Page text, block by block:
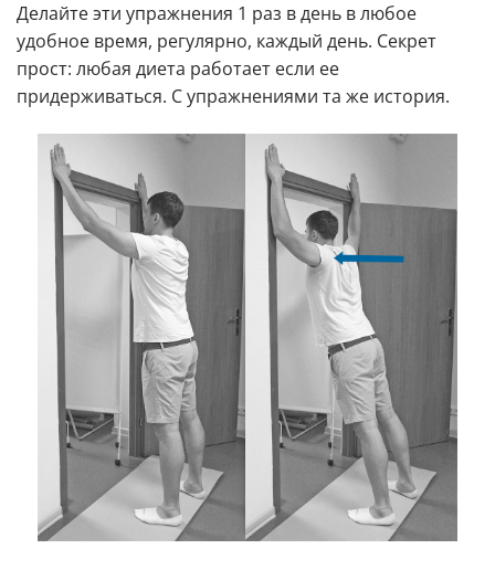
Делайте эти упражнения 1 раз в день в любое
удобное время, регулярно, каждый день. Секрет
прост: любая диета работает если ее
придерживаться. С упражнениями та же история.